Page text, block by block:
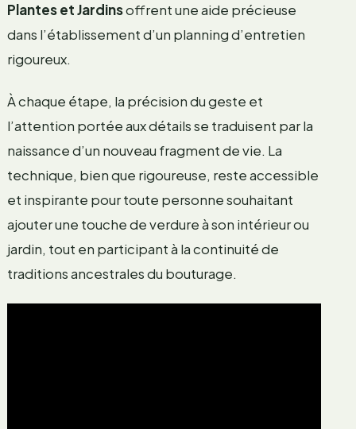
Plantes et Jardinsoffrent une aide précieuse
dans l’établissement d’un planning d’entretien
rigoureux.
À chaque étape, la précision du geste et
l’attention portée aux détails se traduisent par la
naissance d’un nouveau fragment de vie. La
technique, bien que rigoureuse, reste accessible
et inspirante pour toute personne souhaitant
ajouter une touche de verdure à son intérieur ou
jardin, tout en participant à la continuité de
traditions ancestrales du bouturage.